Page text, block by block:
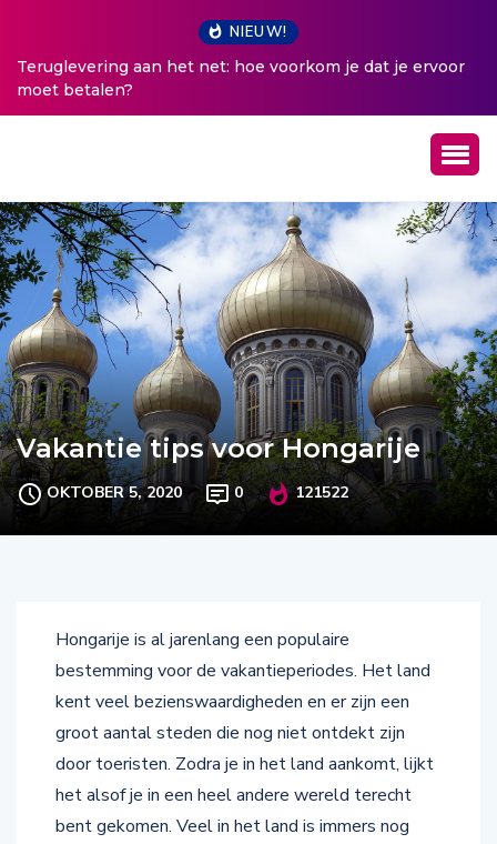
NIEUW!
5 tips tegen pluizig haar
Vakantie tips voor Hongarije
OKTOBER 5, 2020 0 121522
Hongarije is al jarenlang een populaire
bestemming voor de vakantieperiodes. Het land
kent veel bezienswaardigheden en er zijn een
groot aantal steden die nog niet ontdekt zijn
door toeristen. Zodra je in het land aankomt, lijkt
het alsof je in een heel andere wereld terecht
bent gekomen. Veel in het land is immers nog